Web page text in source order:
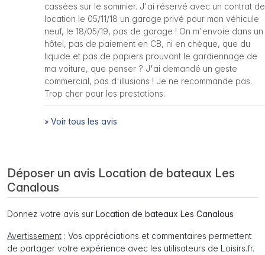
cassées sur le sommier. J'ai réservé avec un contrat de
location le 05/11/18 un garage privé pour mon véhicule
neuf, le 18/05/19, pas de garage ! On m'envoie dans un
hôtel, pas de paiement en CB, ni en chèque, que du
liquide et pas de papiers prouvant le gardiennage de
ma voiture, que penser ? J'ai demandé un geste
commercial, pas d'illusions ! Je ne recommande pas.
Trop cher pour les prestations.
» Voir tous les avis
Déposer un avis Location de bateaux Les
Canalous
Donnez votre avis sur Location de bateaux Les Canalous
Avertissement : Vos appréciations et commentaires permettent
de partager votre expérience avec les utilisateurs de Loisirs.fr.